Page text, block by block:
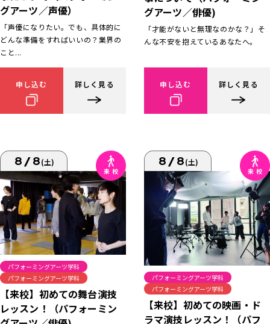
グアーツ／声優）
「声優になりたい。でも、具体的に
どんな準備をすればいいの？業界の
こと...
申し込む 詳しく見る
グアーツ／俳優)
「才能がないと無理なのかな？」そ
んな不安を抱えているあなたへ。
申し込む 詳しく見る
8/8(土)
パフォーミングアーツ学科
パフォーミングアーツ学科
【来校】初めての舞台演技
レッスン！（パフォーミン
8/8(土)
パフォーミングアーツ学科
パフォーミングアーツ学科
【来校】初めての映画・ド
ラマ演技レッスン！（パフ